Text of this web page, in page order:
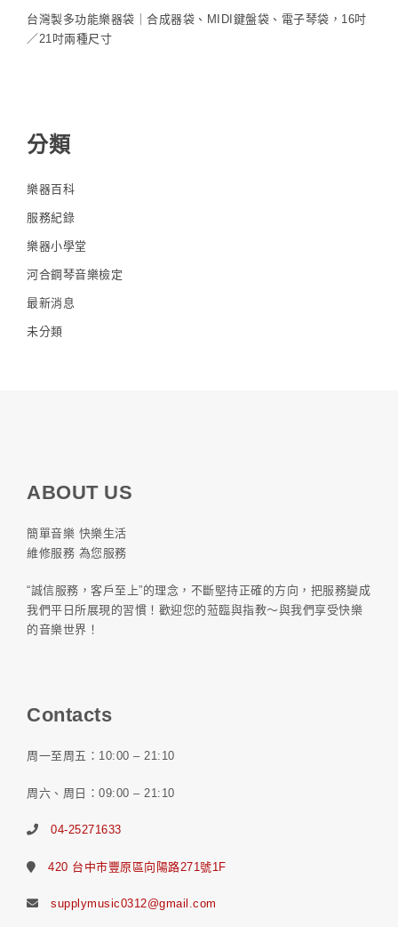
台灣製多功能樂器袋｜合成器袋、MIDI鍵盤袋、電子琴袋，16吋
／21吋兩種尺寸
分類
樂器百科
服務紀錄
樂器小學堂
河合鋼琴音樂檢定
最新消息
未分類
ABOUT US
簡單音樂 快樂生活
維修服務 為您服務
“誠信服務，客戶至上”的理念，不斷堅持正確的方向，把服務變成
我們平日所展現的習慣！歡迎您的蒞臨與指教～與我們享受快樂
的音樂世界！
Contacts
周一至周五：10:00 – 21:10
周六、周日：09:00 – 21:10
04-25271633
420 台中市豐原區向陽路271號1F
supplymusic0312@gmail.com